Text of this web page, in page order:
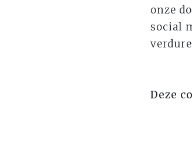
onze
social
Deze